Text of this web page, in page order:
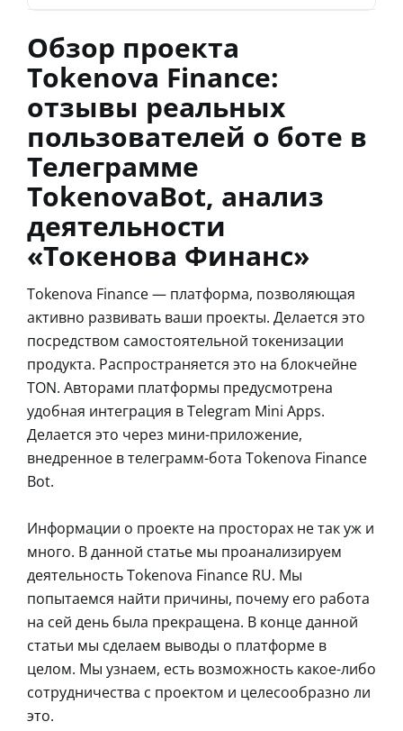
Обзор проекта
Tokenova Finance:
отзывы реальных
пользователей о боте в
Телеграмме
TokenovaBot, анализ
деятельности
«Токенова Финанс»
Tokenova Finance — платформа, позволяющая
активно развивать ваши проекты. Делается это
посредством самостоятельной токенизации
продукта. Распространяется это на блокчейне
TON. Авторами платформы предусмотрена
удобная интеграция в Telegram Mini Apps.
Делается это через мини-приложение,
внедренное в телеграмм-бота Tokenova Finance
Bot.
Информации о проекте на просторах не так уж и
много. В данной статье мы проанализируем
деятельность Tokenova Finance RU. Мы
попытаемся найти причины, почему его работа
на сей день была прекращена. В конце данной
статьи мы сделаем выводы о платформе в
целом. Мы узнаем, есть возможность какое-либо
сотрудничества с проектом и целесообразно ли
это.